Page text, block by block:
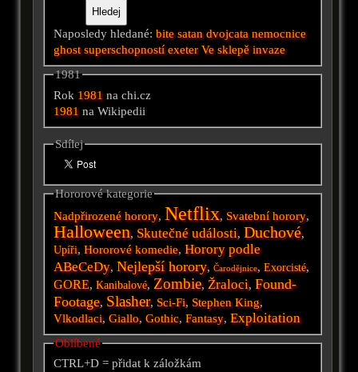
Naposledy hledané:bite satan dvojcata nemocnice
ghost superschopností exeter Ve sklepě invaze
1981
Rok 1981 na chi.cz
1981 na Wikipedii
Sdílej
Hororové kategorie
Nadpřirozené horory, Netflix, Svatební horory,
Halloween, Skutečné události, Duchové,
Upíři,Hororové komedie,Horory podle
ABeCeDy, Nejlepší horory,Čarodějnice,Exorcisté,
GORE,Kanibalové, Zombie, Žraloci, Found-
Footage, Slasher, Sci-Fi, Stephen King,
Vlkodlaci,Giallo,Gothic,Fantasy,Exploitation
Oblíbené
CTRL+D = přidat k záložkám